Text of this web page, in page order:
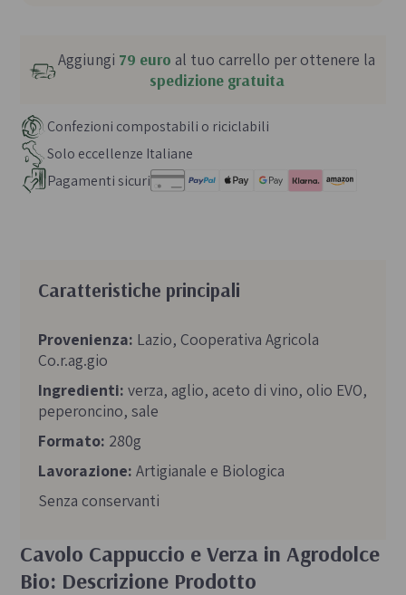
Aggiungi 79 euro al tuo carrello per ottenere la
spedizione gratuita
Confezioni compostabili o riciclabili
Solo eccellenze Italiane
Pagamenti sicuri
Cavolo Cappuccio e Verza in Agrodolce
Bio: Descrizione Prodotto
Caratteristiche principali
Provenienza: Lazio, Cooperativa Agricola
Co.r.ag.gio
Ingredienti: verza, aglio, aceto di vino, olio EVO,
peperoncino, sale
Formato: 280g
Lavorazione: Artigianale e Biologica
Senza conservanti